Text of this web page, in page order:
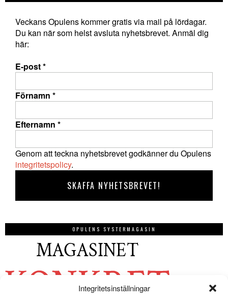
Integritetsinställningar
Veckans Opulens kommer gratis via mail på lördagar.
Du kan när som helst avsluta nyhetsbrevet. Anmäl dig
här:
E-post*
Förnamn *
Efternamn *
Genom att teckna nyhetsbrevet godkänner du Opulens
integritetspolicy.
OPULENS SYSTERMAGASIN